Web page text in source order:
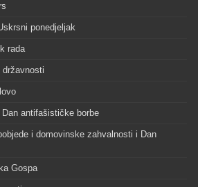
ponedjeljak
rada
državnosti
antifašističke borbe
i domovinske zahvalnosti i Dan
Gospa